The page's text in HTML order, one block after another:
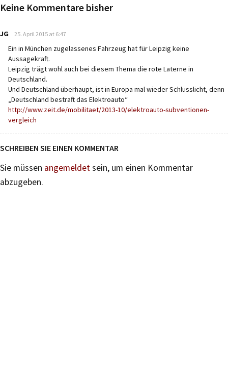
Keine Kommentare bisher
JG says:
25. April 2015 at 6:47
Ein in München zugelassenes Fahrzeug hat für Leipzig keine
Aussagekraft.
Leipzig trägt wohl auch bei diesem Thema die rote Laterne in
Deutschland.
Und Deutschland überhaupt, ist in Europa mal wieder Schlusslicht, denn
„Deutschland bestraft das Elektroauto“
http://www.zeit.de/mobilitaet/2013-10/elektroauto-subventionen-
vergleich
SCHREIBEN SIE EINEN KOMMENTAR
Sie müssen angemeldetsein, um einen Kommentar
abzugeben.